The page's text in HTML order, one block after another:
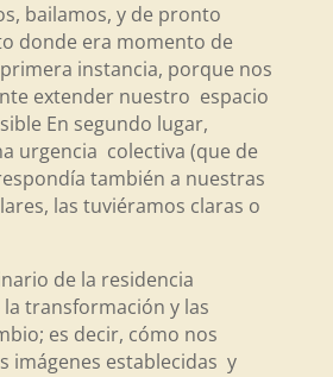
bailamos, y de pronto
donde era momento de
instancia, porque nos
extender nuestro espacio
En segundo lugar,
urgencia colectiva (que de
también a nuestras
las tuviéramos claras o
de la residencia
transformación y las
es decir, cómo nos
imágenes establecidas y